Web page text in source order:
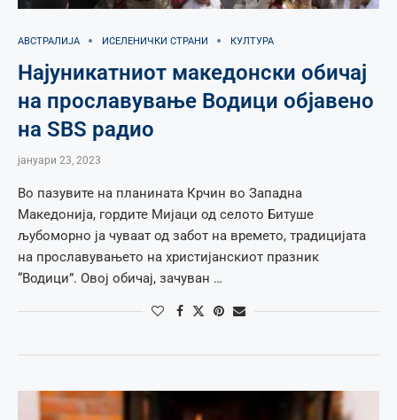
АВСТРАЛИЈА ИСЕЛЕНИЧКИ СТРАНИ КУЛТУРА
Најуникатниот македонски обичај
на прославување Водици објавено
на SBS радио
јануари 23, 2023
Во пазувите на планината Крчин во Западна
Македонија, гордите Мијаци од селото Битуше
љубоморно ја чуваат од забот на времето, традицијата
на прославувањето на христијанскиот празник
“Водици”. Овој обичај, зачуван …